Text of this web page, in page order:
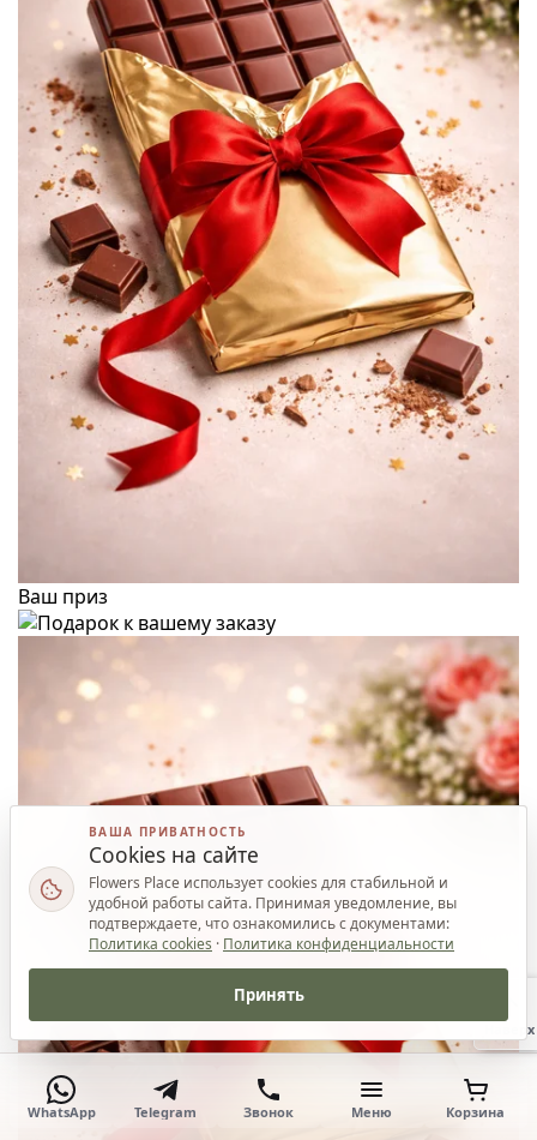
Ваш приз
WhatsApp Telegram Звонок Меню Корзина
Наверх
ВАША ПРИВАТНОСТЬ
Cookies на сайте
Flowers Place использует cookies для стабильной и
удобной работы сайта. Принимая уведомление, вы
подтверждаете, что ознакомились с документами:
Политика cookies · Политика конфиденциальности
Принять